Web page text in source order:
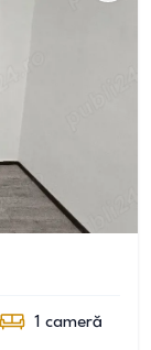
1 cameră